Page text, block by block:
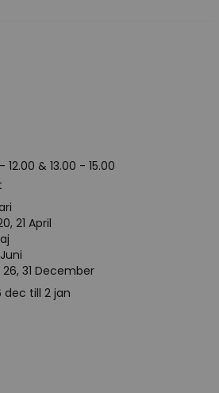
12.00 & 13.00 - 15.00
21 April
26, 31 December
dec till 2 jan